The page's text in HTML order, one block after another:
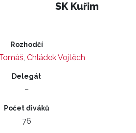
SK Kuřim
Rozhodčí
, Chládek Vojtěch
Delegát
–
Počet diváků
76